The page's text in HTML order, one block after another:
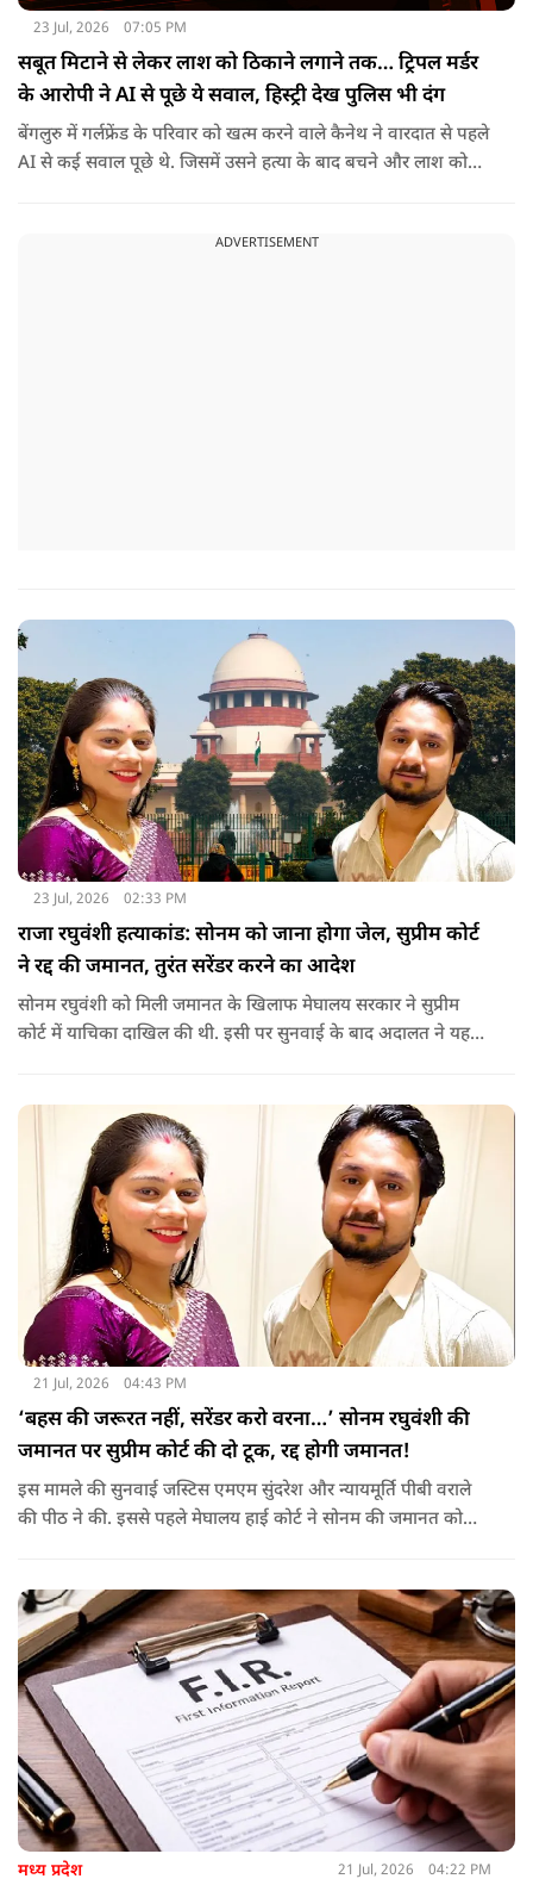
23 Jul, 2026 07:05 PM
सबूत मिटाने से लेकर लाश को ठिकाने लगाने तक… ट्रिपल मर्डर
के आरोपी ने AI से पूछे ये सवाल, हिस्ट्री देख पुलिस भी दंग
बेंगलुरु में गर्लफ्रेंड के परिवार को खत्म करने वाले कैनेथ ने वारदात से पहले
AI से कई सवाल पूछे थे. जिसमें उसने हत्या के बाद बचने और लाश को
ADVERTISEMENT
23 Jul, 2026 02:33 PM
राजा रघुवंशी हत्याकांड: सोनम को जाना होगा जेल, सुप्रीम कोर्ट
ने रद्द की जमानत, तुरंत सरेंडर करने का आदेश
सोनम रघुवंशी को मिली जमानत के खिलाफ मेघालय सरकार ने सुप्रीम
कोर्ट में याचिका दाखिल की थी. इसी पर सुनवाई के बाद अदालत ने यह
21 Jul, 2026 04:43 PM
‘बहस की जरूरत नहीं, सरेंडर करो वरना…’ सोनम रघुवंशी की
जमानत पर सुप्रीम कोर्ट की दो टूक, रद्द होगी जमानत!
इस मामले की सुनवाई जस्टिस एमएम सुंदरेश और न्यायमूर्ति पीबी वराले
की पीठ ने की. इससे पहले मेघालय हाई कोर्ट ने सोनम की जमानत को
मध्य प्रदेश 21 Jul, 2026 04:22 PM